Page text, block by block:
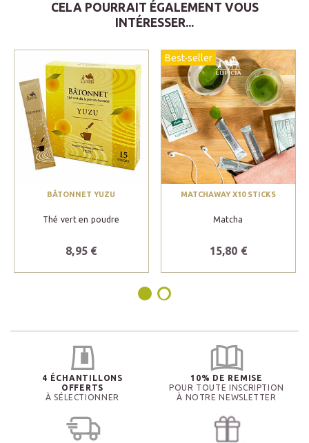
CELA POURRAIT ÉGALEMENT VOUS
INTÉRESSER...
BÂTONNET YUZU
Thé vert en poudre
8,95 €
Best-seller
MATCHAWAY X10 STICKS
Matcha
15,80 €
4 ÉCHANTILLONS
OFFERTS
À SÉLECTIONNER
10% DE REMISE
POUR TOUTE INSCRIPTION
À NOTRE NEWSLETTER